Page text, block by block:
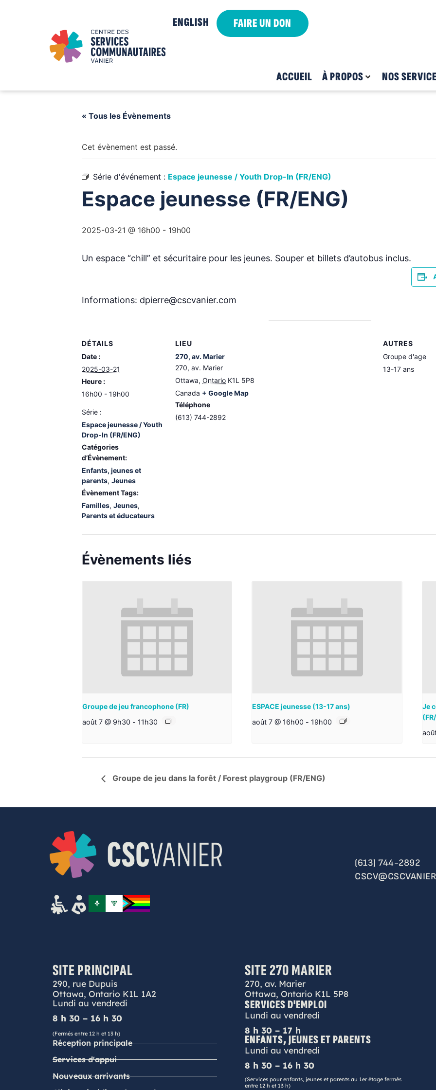
ENGLISH FAIRE UN DON
ACCUEIL À PROPOS NOS
« Tous les Évènements
Cet évènement est passé.
Série d'événement : Espace jeunesse / Youth Drop-In (FR/ENG)
Espace jeunesse (FR/ENG)
2025-03-21 @ 16h00 - 19h00
Un espace “chill” et sécuritaire pour les jeunes. Souper et billets d’autobus inclus.
Informations: dpierre@cscvanier.com
DÉTAILS
Date :
2025-03-21
Heure :
16h00 - 19h00
Série :
Espace jeunesse / Youth
Drop-In (FR/ENG)
Catégories
d’Évènement:
Enfants, jeunes et
parents, Jeunes
Évènement Tags:
Familles, Jeunes,
Parents et éducateurs
LIEU
270, av. Marier
270, av. Marier
Ottawa, Ontario K1L 5P8
Canada + Google Map
Téléphone
(613) 744-2892
AUTRES
Groupe d'age
13-17 ans
Évènements liés
Groupe de jeu francophone (FR)
août 7 @ 9h30 - 11h30
ESPACE jeunesse (13-17 ans)
août 7 @ 16h00 - 19h00
Je
Groupe de jeu dans la forêt / Forest playgroup (FR/ENG)
(613) 744-2892
SITE PRINCIPAL
290, rue Dupuis
Ottawa, Ontario K1L 1A2
Lundi au vendredi
8 h 30 – 16 h 30
(Fermés entre 12 h et 13 h)
Réception principale
Services d'appui
Nouveaux arrivants
SITE 270 MARIER
270, av. Marier
Ottawa, Ontario K1L 5P8
SERVICES D'EMPLOI
Lundi au vendredi
8 h 30 – 17 h
ENFANTS, JEUNES ET PARENTS
Lundi au vendredi
8 h 30 – 16 h 30
(Services pour enfants, jeunes et parents au 1er étage fermés
entre 12 h et 13 h)